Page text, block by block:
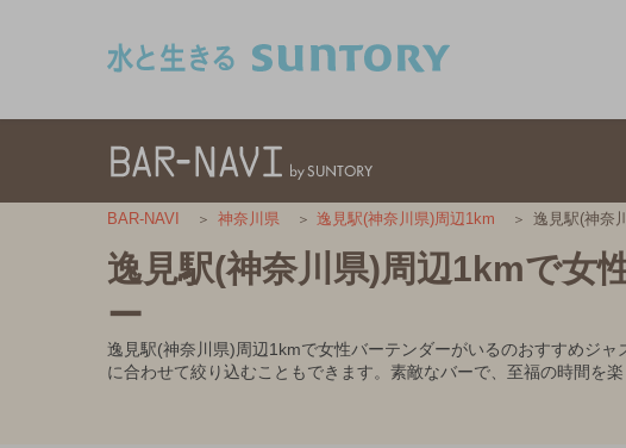
BAR-NAVI 神奈川県 逸見駅(神奈川県)周辺1km 逸見駅(神奈
逸見駅(神奈川県)周辺1kmで女
ー
逸見駅(神奈川県)周辺1kmで女性バーテンダーがいるのおすすめジ
に合わせて絞り込むこともできます。素敵なバーで、至福の時間を楽